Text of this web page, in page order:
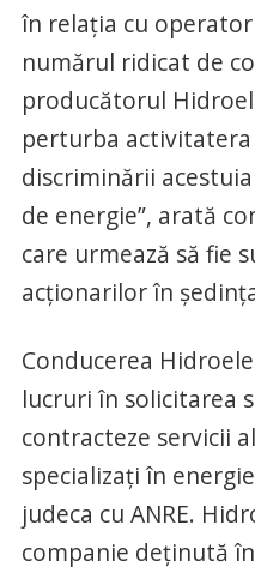
în relaţia cu
numărul ridicat de
producătorul
perturba
discriminării
de energie”, arată
care urmează să fie
acţionarilor în
Conducerea
lucruri în solicitarea
contracteze servicii
specializaţi în
judeca cu ANRE.
companie deţinută